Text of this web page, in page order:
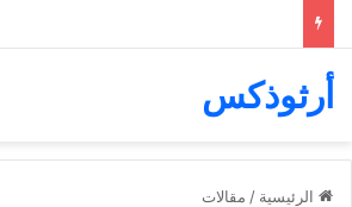
أرثوذكس
الرئيسية / مقالات